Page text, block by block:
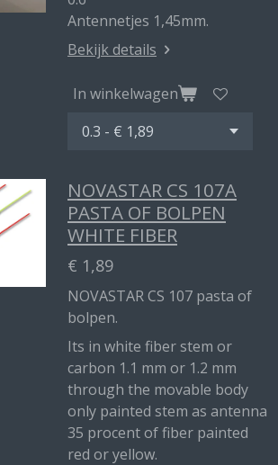
Antennetjes 1,45mm.
Bekijk details
In winkelwagen
NOVASTAR CS 107A
PASTA OF BOLPEN
WHITE FIBER
€ 1,89
NOVASTAR CS 107 pasta of
bolpen.
Its in white fiber stem or
carbon 1.1 mm or 1.2 mm
through the movable body
only painted stem as antenna
35 procent of fiber painted
red or yellow.